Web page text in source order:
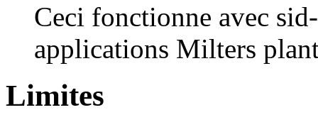
Ceci fonctionne avec
applications Milters
Limites